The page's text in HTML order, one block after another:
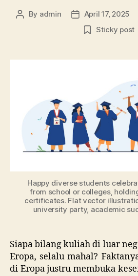
Post
By admin
Post
date
April 17, 2025
Sticky post
Happy diverse students
from school or colleges,
certificates. Flat vector
university party, academic
Siapa bilang kuliah di luar
Eropa, selalu mahal?
di Eropa justru membuka